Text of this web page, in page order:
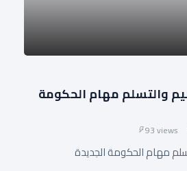
والتسلم مهام الحكومة
93 views
مهام الحكومة الجديدة